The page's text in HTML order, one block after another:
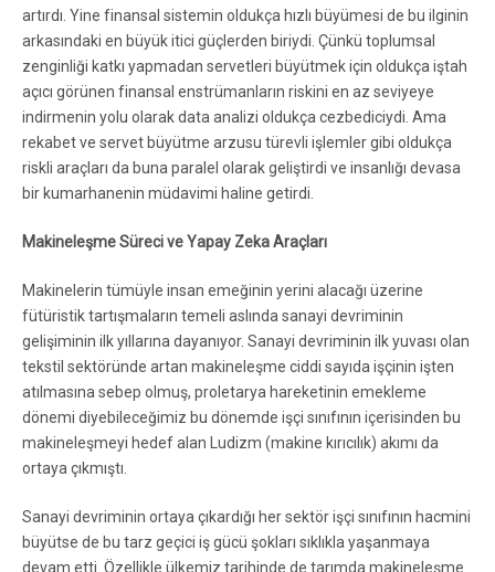
artırdı. Yine finansal sistemin oldukça hızlı büyümesi de bu ilginin
arkasındaki en büyük itici güçlerden biriydi. Çünkü toplumsal
zenginliği katkı yapmadan servetleri büyütmek için oldukça iştah
açıcı görünen finansal enstrümanların riskini en az seviyeye
indirmenin yolu olarak data analizi oldukça cezbediciydi. Ama
rekabet ve servet büyütme arzusu türevli işlemler gibi oldukça
riskli araçları da buna paralel olarak geliştirdi ve insanlığı devasa
bir kumarhanenin müdavimi haline getirdi.
Makineleşme Süreci ve Yapay Zeka Araçları
Makinelerin tümüyle insan emeğinin yerini alacağı üzerine
fütüristik tartışmaların temeli aslında sanayi devriminin
gelişiminin ilk yıllarına dayanıyor. Sanayi devriminin ilk yuvası olan
tekstil sektöründe artan makineleşme ciddi sayıda işçinin işten
atılmasına sebep olmuş, proletarya hareketinin emekleme
dönemi diyebileceğimiz bu dönemde işçi sınıfının içerisinden bu
makineleşmeyi hedef alan Ludizm (makine kırıcılık) akımı da
ortaya çıkmıştı.
Sanayi devriminin ortaya çıkardığı her sektör işçi sınıfının hacmini
büyütse de bu tarz geçici iş gücü şokları sıklıkla yaşanmaya
devam etti. Özellikle ülkemiz tarihinde de tarımda makineleşme